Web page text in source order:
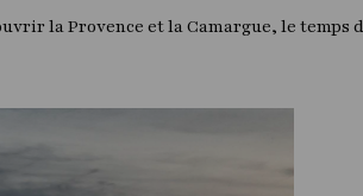
la Provence et la Camargue, le temps